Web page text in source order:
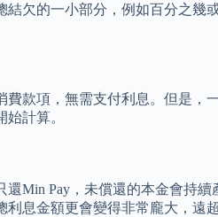
欠的一小部分，例如百分之
款項，無需支付利息。但是
計算。
Min Pay，未償還的本金會持
息金額更會變得非常龐大，遠超